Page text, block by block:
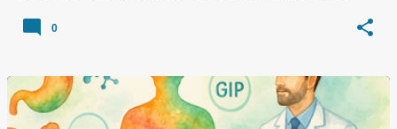
0